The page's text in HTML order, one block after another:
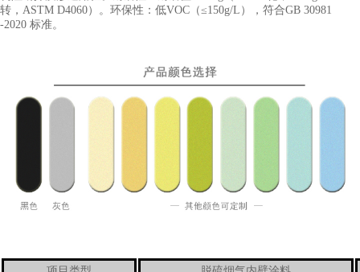
转，ASTM D4060）。环保性：低VOC（≤150g/L），符合GB 30981
-2020 标准。